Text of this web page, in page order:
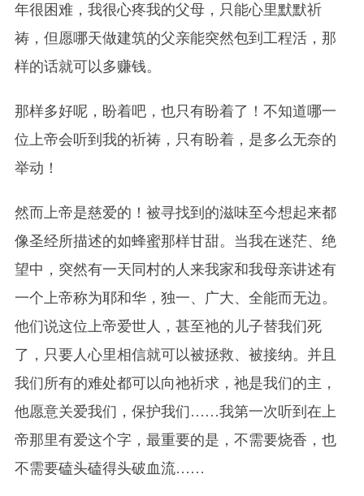
年很困难，我很心疼我的父母，只能心里默默祈
祷，但愿哪天做建筑的父亲能突然包到工程活，那
样的话就可以多赚钱。
那样多好呢，盼着吧，也只有盼着了！不知道哪一
位上帝会听到我的祈祷，只有盼着，是多么无奈的
举动！
然而上帝是慈爱的！被寻找到的滋味至今想起来都
像圣经所描述的如蜂蜜那样甘甜。当我在迷茫、绝
望中，突然有一天同村的人来我家和我母亲讲述有
一个上帝称为耶和华，独一、广大、全能而无边。
他们说这位上帝爱世人，甚至祂的儿子替我们死
了，只要人心里相信就可以被拯救、被接纳。并且
我们所有的难处都可以向祂祈求，祂是我们的主，
他愿意关爱我们，保护我们……我第一次听到在上
帝那里有爱这个字，最重要的是，不需要烧香，也
不需要磕头磕得头破血流……